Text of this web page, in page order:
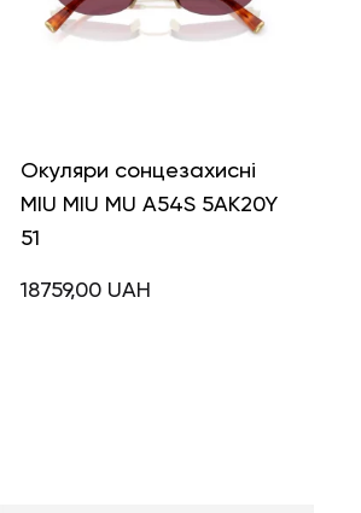
Окуляри сонцезахисні
MIU MIU MU A54S 5AK20Y
51
18759,00 UAH